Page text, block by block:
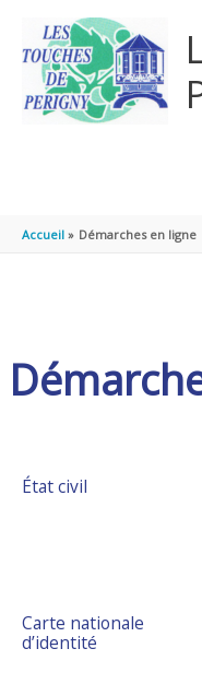
Accueil Démarches en ligne
État civil
Carte nationale
d’identité